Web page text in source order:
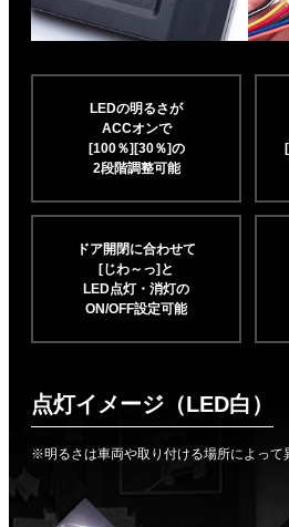
LEDの明るさが
ACCオンで
[100％][30％]の
2段階調整可能
ドア開閉に合わせて
[じわ～っ]と
LED点灯・消灯の
ON/OFF設定可能
点灯イメージ（LED白）
※明るさは車両や取り付ける場所によって